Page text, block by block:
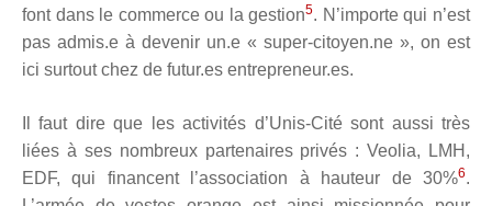
font dans le commerce ou la gestion5. N’importe qui n’est
pas admis.e à devenir un.e « super-citoyen.ne », on est
ici surtout chez de futur.es entrepreneur.es.
Il faut dire que les activités d’Unis-Cité sont aussi très
liées à ses nombreux partenaires privés : Veolia, LMH,
EDF, qui financent l’association à hauteur de 30%6.